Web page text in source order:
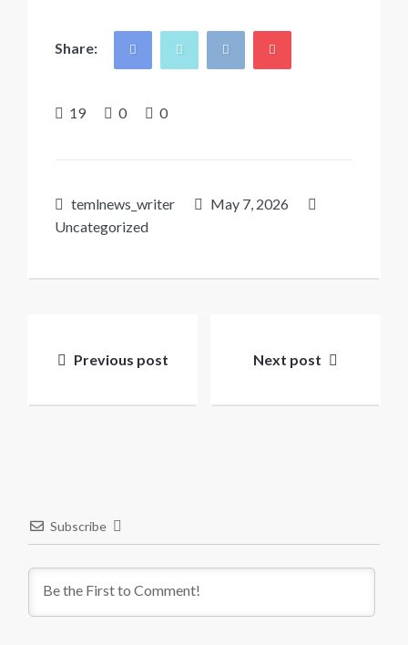
Share:
19 0 0
temlnews_writer
May 7, 2026
Uncategorized
navigation
Previous post Next post
Subscribe